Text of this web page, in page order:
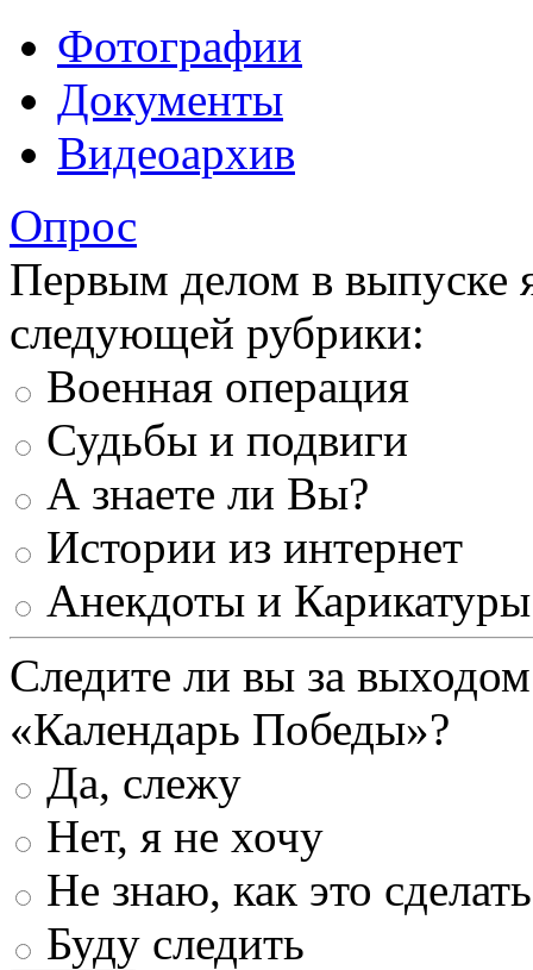
Фотографии
Документы
Видеоархив
Опрос
Первым делом в выпуске
следующей рубрики:
Военная операция
Судьбы и подвиги
А знаете ли Вы?
Истории из интернет
Анекдоты и Карикатуры
Следите ли вы за
«Календарь Победы»?
Да, слежу
Нет, я не хочу
Не знаю, как это сделать
Буду следить